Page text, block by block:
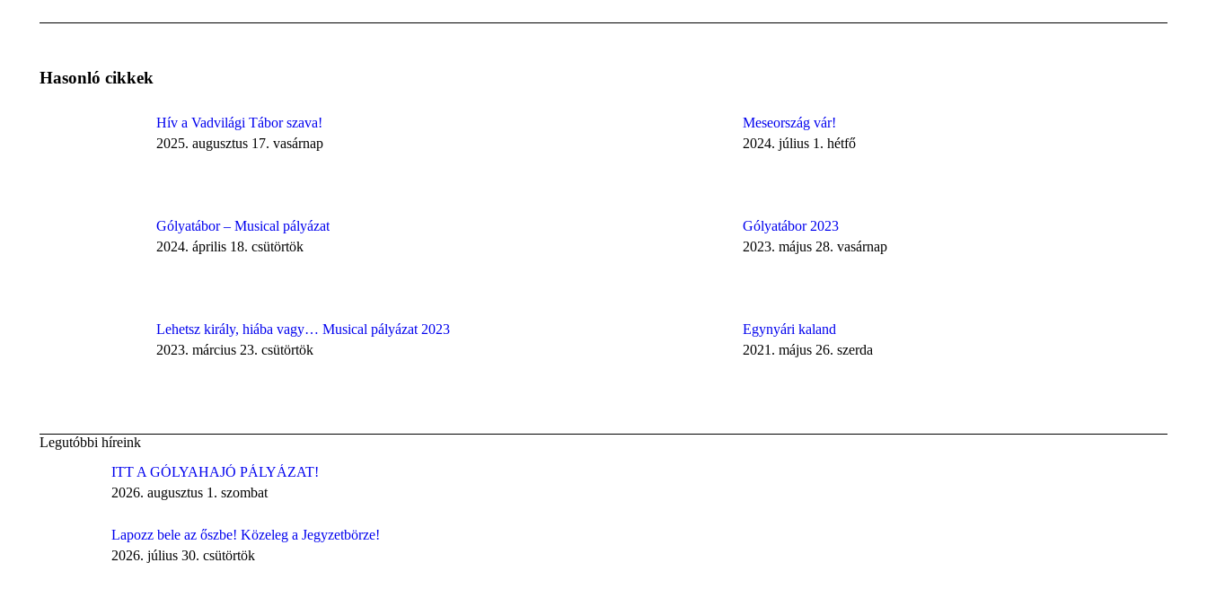
Hasonló cikkek
Hív a Vadvilági Tábor szava!
2025. augusztus 17. vasárnap
Meseország vár!
2024. július 1. hétfő
Gólyatábor – Musical pályázat
2024. április 18. csütörtök
Gólyatábor 2023
2023. május 28. vasárnap
Lehetsz király, hiába vagy… Musical pályázat 2023
2023. március 23. csütörtök
Egynyári kaland
2021. május 26. szerda
Legutóbbi híreink
ITT A GÓLYAHAJÓ PÁLYÁZAT!
2026. augusztus 1. szombat
Lapozz bele az őszbe! Közeleg a Jegyzetbörze!
2026. július 30. csütörtök